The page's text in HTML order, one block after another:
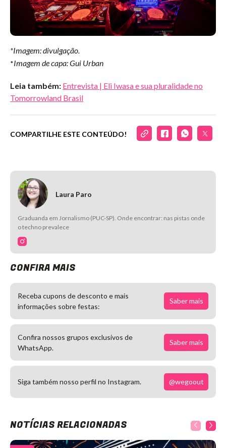
*Imagem: divulgação.
*Imagem de capa: Gui Urban
Leia também: Entrevista | Eli Iwasa e sua pluralidade no
Tomorrowland Brasil
COMPARTILHE ESTE CONTEÚDO!
Laura Paro
Graduanda em Jornalismo (PUC-SP). Onde encontrar: nas pistas onde
o techno prevalece
CONFIRA MAIS
Receba cupons de desconto e mais
informações sobre festas:
Saber mais
Confira nossos grupos exclusivos de
WhatsApp.
Saber mais
Siga também nosso perfil no Instagram. @wegoout
NOTÍCIAS RELACIONADAS